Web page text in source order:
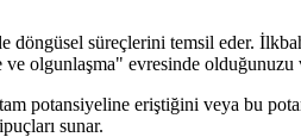
süreçlerini temsil eder.
evresinde olduğunuzu
potansiyeline eriştiğini veya bu
sunar.